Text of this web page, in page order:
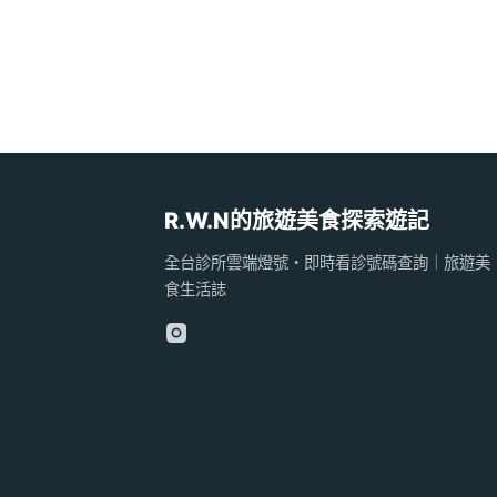
R.W.N的旅遊美食探索遊記
全台診所雲端燈號・即時看診號碼查詢｜旅遊美
食生活誌